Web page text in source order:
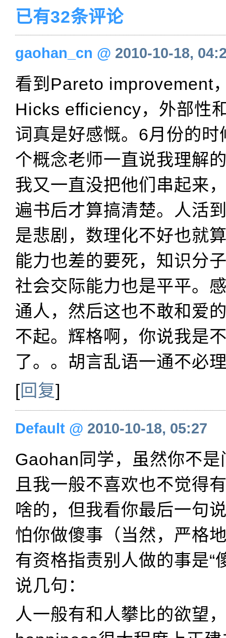
已有32条评论
gaohan_cn @ 2010-10-18,
看到Pareto improvement
Hicks efficiency，外部性
词真是好感慨。6月份的时
个概念老师一直说我理解
我又一直没把他们串起来
遍书后才算搞清楚。人活
是悲剧，数理化不好也就
能力也差的要死，知识分
社会交际能力也是平平。
通人，然后这也不敢和爱
不起。辉格啊，你说我是
了。。胡言乱语一通不必
[回复]
Default @ 2010-10-18, 05:27
Gaohan同学，虽然你不是
且我一般不喜欢也不觉得
啥的，但我看你最后一句
怕你做傻事（当然，严格
有资格指责别人做的事是“
说几句：
人一般有和人攀比的欲望